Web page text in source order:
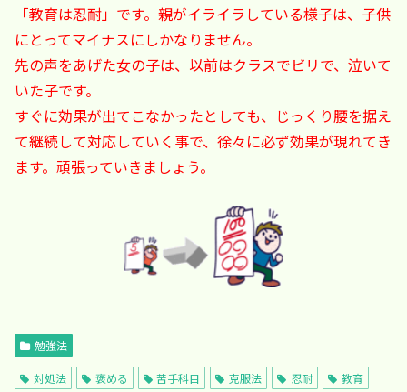
「教育は忍耐」です。親がイライラしている様子は、子供
にとってマイナスにしかなりません。
先の声をあげた女の子は、以前はクラスでビリで、泣いて
いた子です。
すぐに効果が出てこなかったとしても、じっくり腰を据え
て継続して対応していく事で、徐々に必ず効果が現れてき
ます。頑張っていきましょう。
勉強法
対処法 褒める 苦手科目 克服法 忍耐 教育